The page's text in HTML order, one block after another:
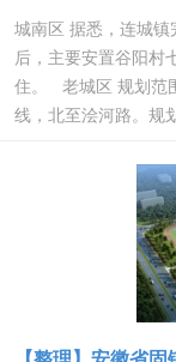
城南区 据悉，连城
后，主要安置谷阳村
住。 老城区 规划范
线，北至浍河路。规